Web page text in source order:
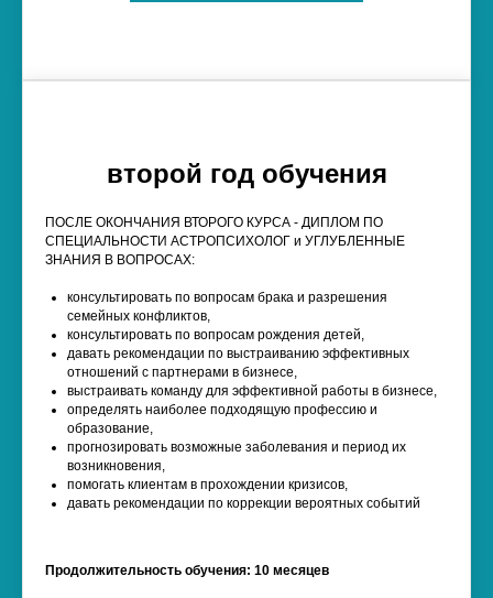
второй год обучения
ПОСЛЕ ОКОНЧАНИЯ ВТОРОГО КУРСА - ДИПЛОМ ПО
СПЕЦИАЛЬНОСТИ АСТРОПСИХОЛОГ и УГЛУБЛЕННЫЕ
ЗНАНИЯ В ВОПРОСАХ:
консультировать по вопросам брака и разрешения
семейных конфликтов,
консультировать по вопросам рождения детей,
давать рекомендации по выстраиванию эффективных
отношений с партнерами в бизнесе,
выстраивать команду для эффективной работы в бизнесе,
определять наиболее подходящую профессию и
образование,
прогнозировать возможные заболевания и период их
возникновения,
помогать клиентам в прохождении кризисов,
давать рекомендации по коррекции вероятных событий
Продолжительность обучения: 10 месяцев